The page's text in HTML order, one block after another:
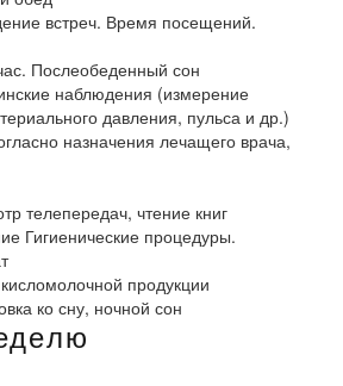
встреч. Время посещений.
Послеобеденный сон
наблюдения (измерение
давления, пульса и др.)
назначения лечащего врача,
телепередач, чтение книг
Гигиенические процедуры.
продукции
ко сну, ночной сон